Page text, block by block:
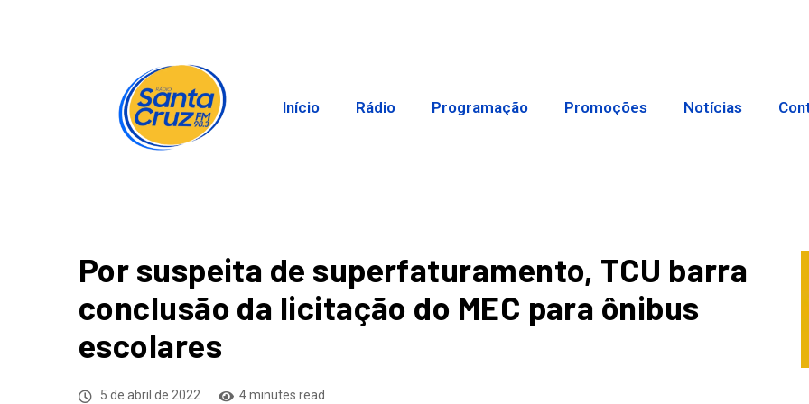
Início Rádio Programação Promoções Notícias
Por suspeita de superfaturamento, TCU barra
conclusão da licitação do MEC para ônibus
escolares
5 de abril de 2022 4 minutes read